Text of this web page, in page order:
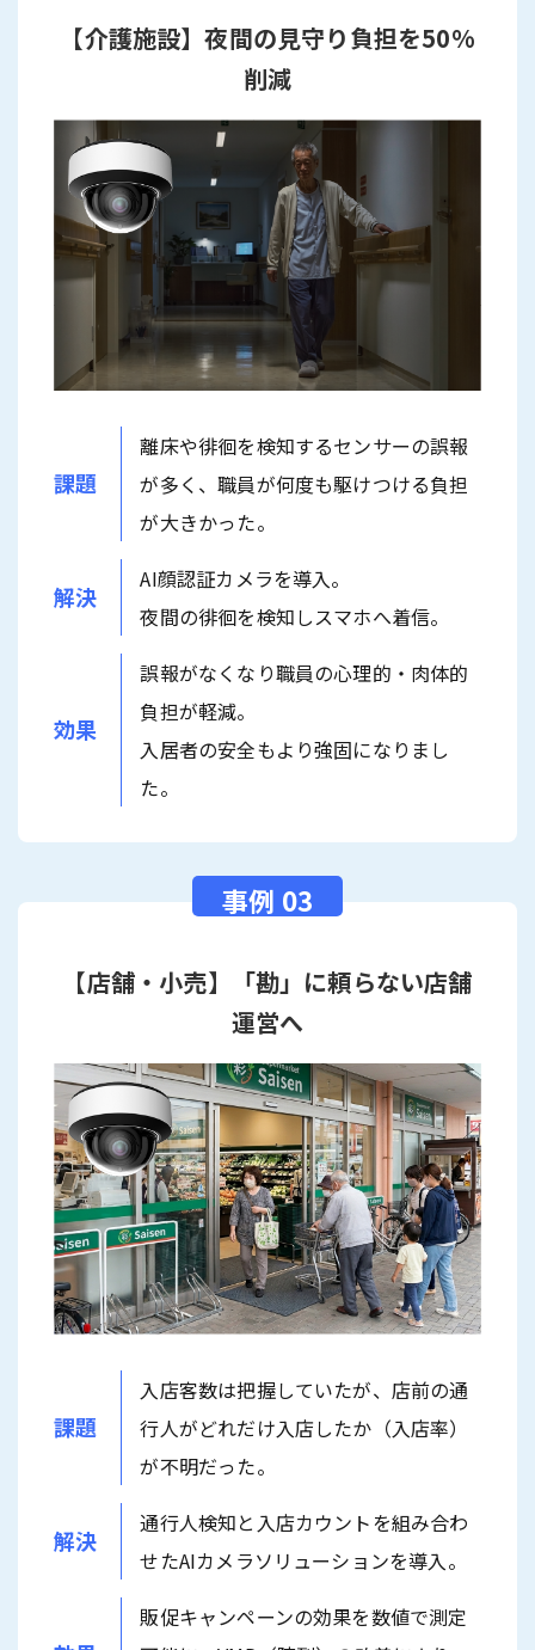
【介護施設】夜間の見守り負担を50%
削減
課題
離床や徘徊を検知するセンサーの誤報
が多く、職員が何度も駆けつける負担
が大きかった。
解決
AI顔認証カメラを導入。
夜間の徘徊を検知しスマホへ着信。
効果
誤報がなくなり職員の心理的・肉体的
負担が軽減。
入居者の安全もより強固になりまし
た。
【店舗・小売】「勘」に頼らない店舗
運営へ
課題
入店客数は把握していたが、店前の通
行人がどれだけ入店したか（入店率）
が不明だった。
解決
通行人検知と入店カウントを組み合わ
せたAIカメラソリューションを導入。
販促キャンペーンの効果を数値で測定